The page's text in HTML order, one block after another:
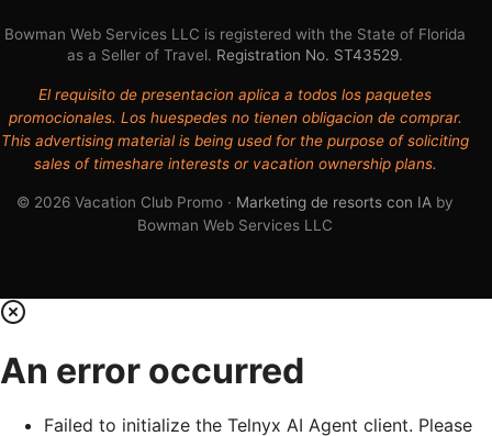
Bowman Web Services LLC is registered with the State of Florida
as a Seller of Travel. Registration No. ST43529.
El requisito de presentacion aplica a todos los paquetes
promocionales. Los huespedes no tienen obligacion de comprar.
This advertising material is being used for the purpose of soliciting
sales of timeshare interests or vacation ownership plans.
© 2026 Vacation Club Promo · Marketing de resorts con IA by
Bowman Web Services LLC